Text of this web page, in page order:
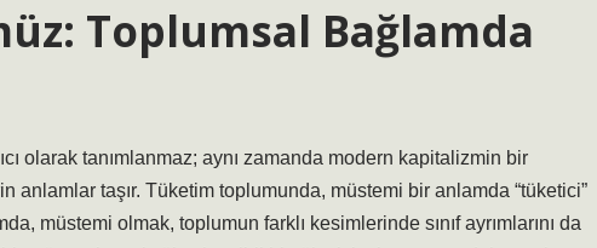
Toplumsal Bağlamda
olarak tanımlanmaz; aynı zamanda modern kapitalizmin bir
anlamlar taşır. Tüketim toplumunda, müstemi bir anlamda “tüketici”
müstemi olmak, toplumun farklı kesimlerinde sınıf ayrımlarını da